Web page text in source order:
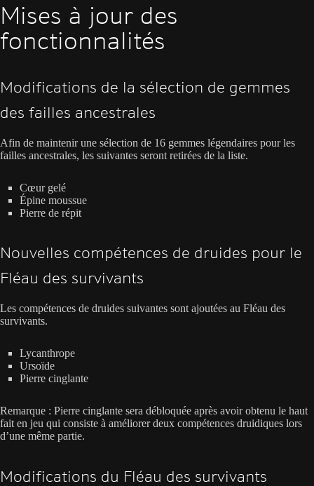
Mises à jour des
fonctionnalités
Modifications de la sélection de gemmes
des failles ancestrales
Afin de maintenir une sélection de 16 gemmes légendaires pour les
failles ancestrales, les suivantes seront retirées de la liste.
Cœur gelé
Épine moussue
Pierre de répit
Nouvelles compétences de druides pour le
Fléau des survivants
Les compétences de druides suivantes sont ajoutées au Fléau des
survivants.
Lycanthrope
Ursoïde
Pierre cinglante
Remarque : Pierre cinglante sera débloquée après avoir obtenu le haut
fait en jeu qui consiste à améliorer deux compétences druidiques lors
d’une même partie.
Modifications du Fléau des survivants